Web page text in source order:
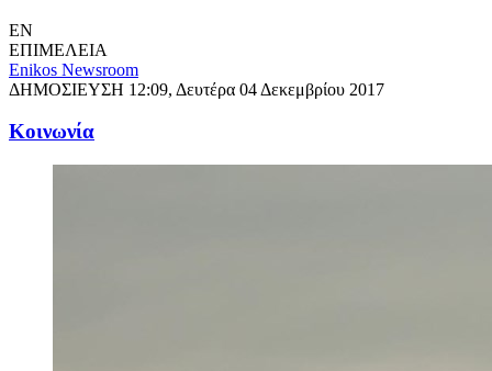
EN
ΕΠΙΜΕΛΕΙΑ
Enikos Newsroom
ΔΗΜΟΣΙΕΥΣΗ 12:09, Δευτέρα 04 Δεκεμβρίου 2017
Κοινωνία